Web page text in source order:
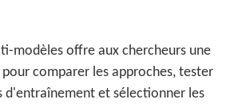
modèles offre aux chercheurs une
comparer les approches, tester
d'entraînement et sélectionner les